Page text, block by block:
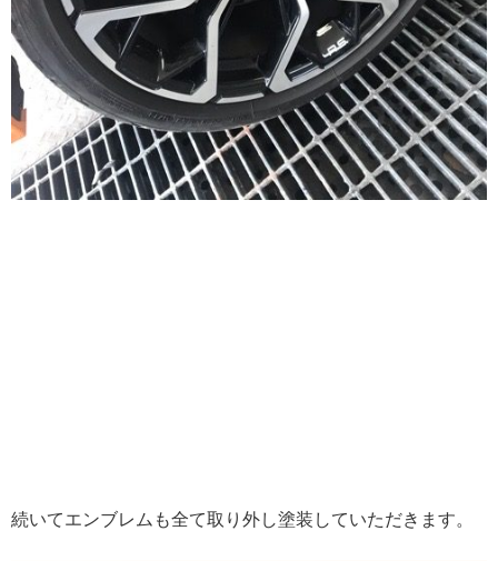
続いてエンブレムも全て取り外し塗装していただきます。